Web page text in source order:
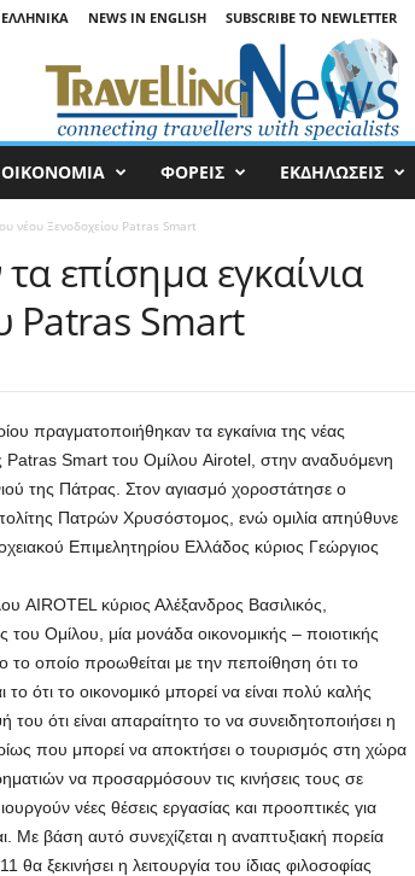
ΕΛΛΗΝΙΚΆ NEWS IN ENGLISH SUBSCRIBE TO NEWLETTER
ΟΙΚΟΝΟΜΙΑ ΦΟΡΕΙΣ ΕΚΔΗΛΩΣΕΙΣ
νέου Ξενοδοχείου Patras Smart
επίσημα εγκαίνια
Patras Smart
πραγματοποιήθηκαν τα εγκαίνια της νέας
Patras Smart του Ομίλου Airotel, στην αναδυόμενη
της Πάτρας. Στον αγιασμό χοροστάτησε ο
Πατρών Χρυσόστομος, ενώ ομιλία απηύθυνε
Επιμελητηρίου Ελλάδος κύριος Γεώργιος
AIROTEL κύριος Αλέξανδρος Βασιλικός,
Ομίλου, μία μονάδα οικονομικής – ποιοτικής
το οποίο προωθείται με την πεποίθηση ότι το
ότι το οικονομικό μπορεί να είναι πολύ καλής
ότι είναι απαραίτητο το να συνειδητοποιήσει η
που μπορεί να αποκτήσει ο τουρισμός στη χώρα
να προσαρμόσουν τις κινήσεις τους σε
νέες θέσεις εργασίας και προοπτικές για
Με βάση αυτό συνεχίζεται η αναπτυξιακή πορεία
ξεκινήσει η λειτουργία του ίδιας φιλοσοφίας